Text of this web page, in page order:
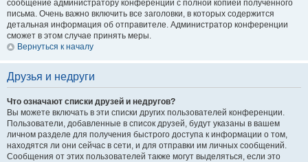
сообщение администратору конференции с полной копией полученного
письма. Очень важно включить все заголовки, в которых содержится
детальная информация об отправителе. Администратор конференции
сможет в этом случае принять меры.
Вернуться к началу
Друзья и недруги
Что означают списки друзей и недругов?
Вы можете включать в эти списки других пользователей конференции.
Пользователи, добавленные в список друзей, будут указаны в вашем
личном разделе для получения быстрого доступа к информации о том,
находятся ли они сейчас в сети, и для отправки им личных сообщений.
Сообщения от этих пользователей также могут выделяться, если это